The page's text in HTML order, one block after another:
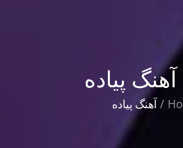
آهنگ پیاده
آهنگ پیاده